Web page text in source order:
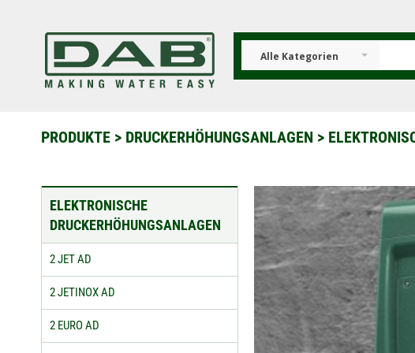
Alle Kategorien
PRODUKTE > DRUCKERHÖHUNGSANLAGEN >
ELEKTRONISCHE
DRUCKERHÖHUNGSANLAGEN
2 JET AD
2 JETINOX AD
2 EURO AD